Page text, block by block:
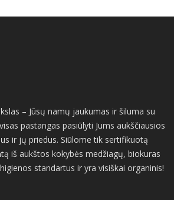
– Jūsų namų jaukumas ir šiluma su
pastangas pasiūlyti Jums aukščiausios
ir jų priedus. Siūlome tik sertifikuotą
iš aukštos kokybės medžiagų, biokuras
standartus ir yra visiškai organinis!